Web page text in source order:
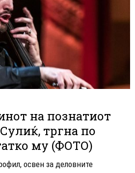
на познатиот
тргна по
му (ФОТО)
освен за деловните